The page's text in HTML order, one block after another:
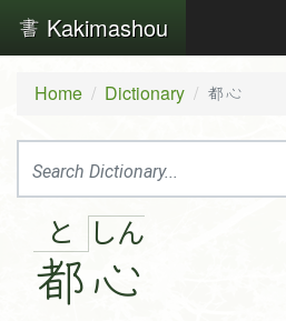
Kakimashou
Home Dictionary 都心
と
都
しん
心